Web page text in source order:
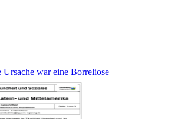
war eine Borreliose